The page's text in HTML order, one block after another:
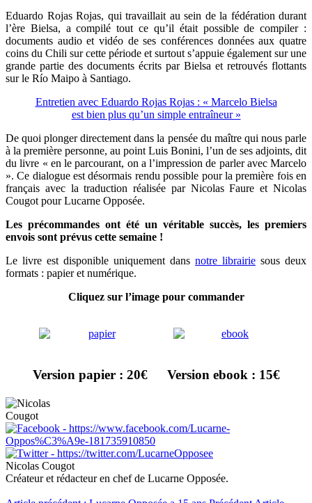
Eduardo Rojas Rojas, qui travaillait au sein de la fédération durant
l’ère Bielsa, a compilé tout ce qu’il était possible de compiler :
documents audio et vidéo de ses conférences données aux quatre
coins du Chili sur cette période et surtout s’appuie également sur une
grande partie des documents écrits par Bielsa et retrouvés flottants
sur le Río Maipo à Santiago.
Entretien avec Eduardo Rojas Rojas : « Marcelo Bielsa
est bien plus qu’un simple entraîneur »
De quoi plonger directement dans la pensée du maître qui nous parle
à la première personne, au point Luis Bonini, l’un de ses adjoints, dit
du livre « en le parcourant, on a l’impression de parler avec Marcelo
». Ce dialogue est désormais rendu possible pour la première fois en
français avec la traduction réalisée par Nicolas Faure et Nicolas
Cougot pour Lucarne Opposée.
Les précommandes ont été un véritable succès, les premiers
envois sont prévus cette semaine !
Le livre est disponible uniquement dans notre librairie sous deux
formats : papier et numérique.
Cliquez sur l’image pour commander
Version papier : 20€ Version ebook : 15€
Nicolas Cougot
Créateur et rédacteur en chef de Lucarne Opposée.